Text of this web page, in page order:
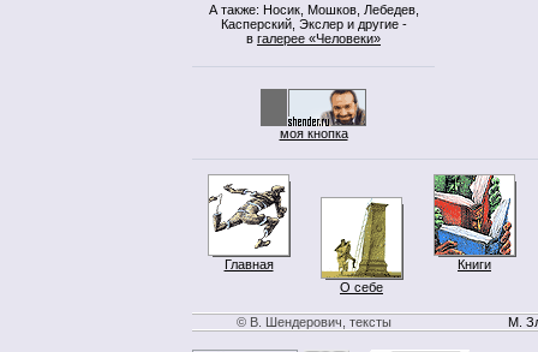
А также: Носик, Мошков, Лебедев,
Касперский, Экслер и другие -
в галерее «Человеки»
моя кнопка
Главная
О себе
Книги
© В. Шендерович, тексты М.